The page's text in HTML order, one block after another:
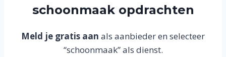
schoonmaak opdrachten
Meld je gratis aan als aanbieder en selecteer
“schoonmaak” als dienst.